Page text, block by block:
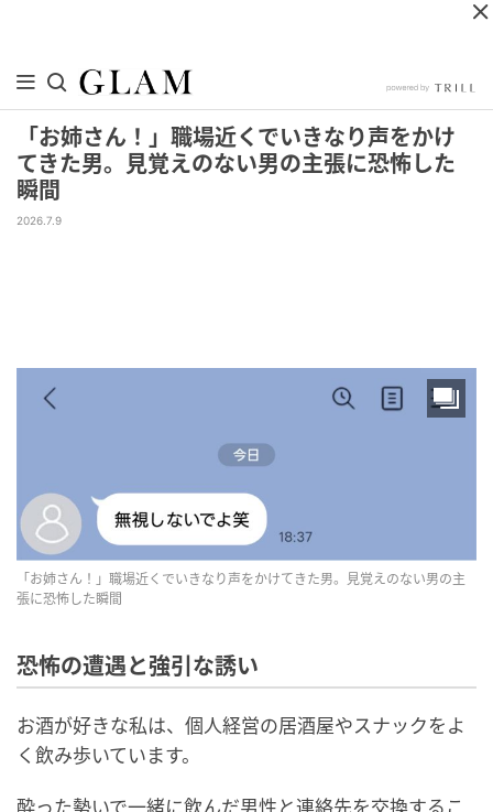
「お姉さん！」職場近くでいきなり声をかけ
てきた男。見覚えのない男の主張に恐怖した
瞬間
2026.7.9
「お姉さん！」職場近くでいきなり声をかけてきた男。見覚えのない男の主
張に恐怖した瞬間
恐怖の遭遇と強引な誘い
お酒が好きな私は、個人経営の居酒屋やスナックをよ
く飲み歩いています。